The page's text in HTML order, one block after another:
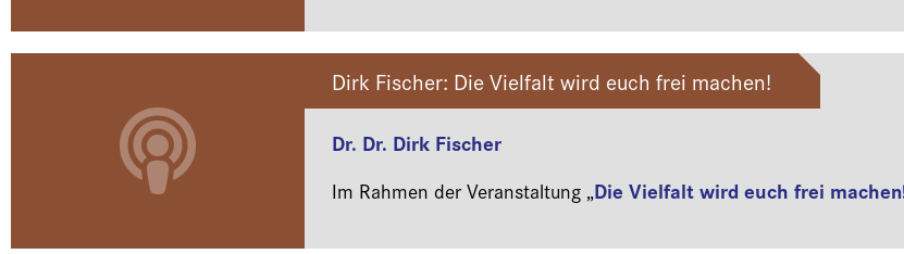
Dirk Fischer: Die Vielfalt wird euch frei machen!
Dr. Dr. Dirk Fischer
Im Rahmen der Veranstaltung „Die Vielfalt wird euch frei